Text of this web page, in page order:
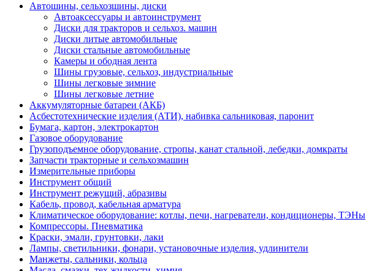
Автошины, сельхозшины, диски
Автоаксессуары и автоинструмент
Диски для тракторов и сельхоз. машин
Диски литые автомобильные
Диски стальные автомобильные
Камеры и ободная лента
Шины грузовые, сельхоз, индустриальные
Шины легковые зимние
Шины легковые летние
Аккумуляторные батареи (АКБ)
Асбестотехнические изделия (АТИ), набивка сальниковая, паронит
Бумага, картон, электрокартон
Газовое оборудование
Грузоподъемное оборудование, стропы, канат стальной, лебедки, домкраты
Запчасти тракторные и сельхозмашин
Измерительные приборы
Инструмент общий
Инструмент режущий, абразивы
Кабель, провод, кабельная арматура
Климатическое оборудование: котлы, печи, нагреватели, кондиционеры, ТЭНы
Компрессоры. Пневматика
Краски, эмали, грунтовки, лаки
Лампы, светильники, фонари, установочные изделия, удлинители
Манжеты, сальники, кольца